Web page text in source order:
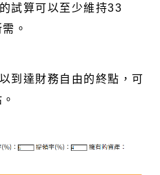
試算可以至少維持33
。
到達財務自由的終點，可